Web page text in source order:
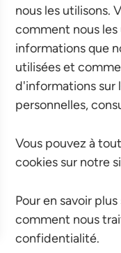
nous les utilisons.
comment nous
informations que
utilisées et
d'informations sur
personnelles,
Vous pouvez à
cookies sur notre
Pour en savoir
comment nous
confidentialité.